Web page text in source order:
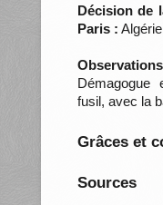
Décision de
Paris :
fusil, avec la
Grâces et
Sources